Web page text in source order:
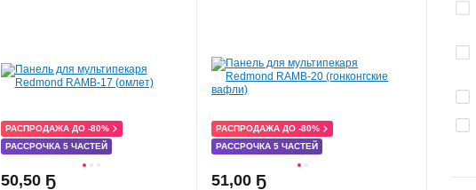
РАССРОЧКА 5 ЧАСТЕЙ
РАСПРОДАЖА ДО -80%
50,50 Ҕ
РАССРОЧКА 5 ЧАСТЕЙ
РАСПРОДАЖА ДО -80%
51,00 Ҕ